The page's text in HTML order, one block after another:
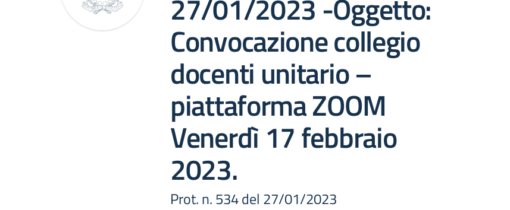
27/01/2023 -Oggetto:
Convocazione collegio
docenti unitario –
piattaforma ZOOM
Venerdì 17 febbraio
2023.
Prot. n. 534 del 27/01/2023